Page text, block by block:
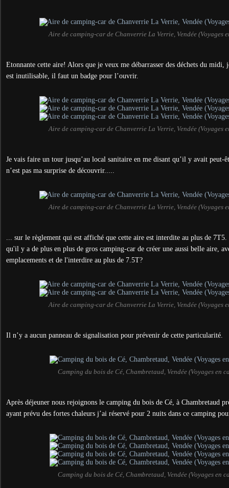
Aire de camping-car de Chanverrie La Verrie, Vendée (Voyages
Etonnante cette aire! Alors que je veux me débarrasser des déchets du midi,
est inutilisable, il faut un badge pour l’ouvrir.
Aire de camping-car de Chanverrie La Verrie, Vendée (Voyages
Je vais faire un tour jusqu’au local sanitaire en me disant qu’il y avait peut-
n’est pas ma surprise de découvrir.....
Aire de camping-car de Chanverrie La Verrie, Vendée (Voyages
... sur le règlement qui est affiché que cette aire est interdite au plus de
qu'il y a de plus en plus de gros camping-car de créer une aussi belle aire,
emplacements et de l'interdire au plus de 7.5T?
Aire de camping-car de Chanverrie La Verrie, Vendée (Voyages
Il n’y a aucun panneau de signalisation pour prévenir de cette particularité.
Camping du bois de Cé, Chambretaud, Vendée (Voyages en
Après déjeuner nous rejoignons le camping du bois de Cé, à Chambretaud
ayant prévu des fortes chaleurs j’ai réservé pour 2 nuits dans ce camping
Camping du bois de Cé, Chambretaud, Vendée (Voyages en